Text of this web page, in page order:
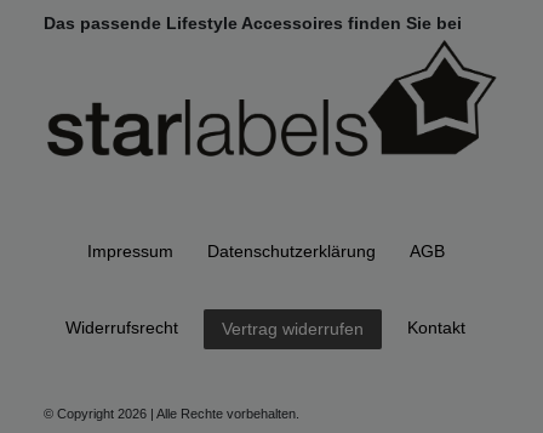
Das passende Lifestyle Accessoires finden Sie bei
Impressum Daten­schutz­erklärung AGB
Widerrufs­recht Vertrag widerrufen Kontakt
© Copyright 2026 | Alle Rechte vorbehalten.